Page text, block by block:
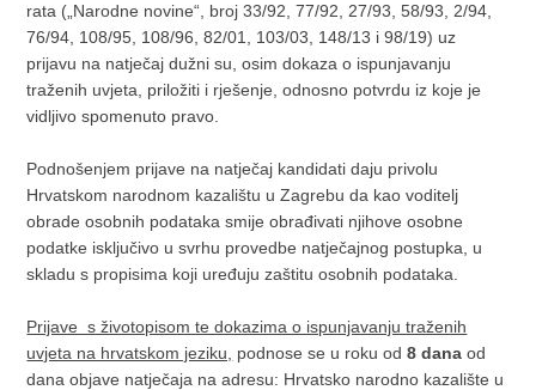
rata („Narodne novine“, broj 33/92, 77/92, 27/93, 58/93, 2/94,
76/94, 108/95, 108/96, 82/01, 103/03, 148/13 i 98/19) uz
prijavu na natječaj dužni su, osim dokaza o ispunjavanju
traženih uvjeta, priložiti i rješenje, odnosno potvrdu iz koje je
vidljivo spomenuto pravo.
Podnošenjem prijave na natječaj kandidati daju privolu
Hrvatskom narodnom kazalištu u Zagrebu da kao voditelj
obrade osobnih podataka smije obrađivati njihove osobne
podatke isključivo u svrhu provedbe natječajnog postupka, u
skladu s propisima koji uređuju zaštitu osobnih podataka.
Prijave s životopisom te dokazima o ispunjavanju traženih
uvjeta na hrvatskom jeziku,
podnose se u roku od8 dana od
dana objave natječaja na adresu: Hrvatsko narodno kazalište u